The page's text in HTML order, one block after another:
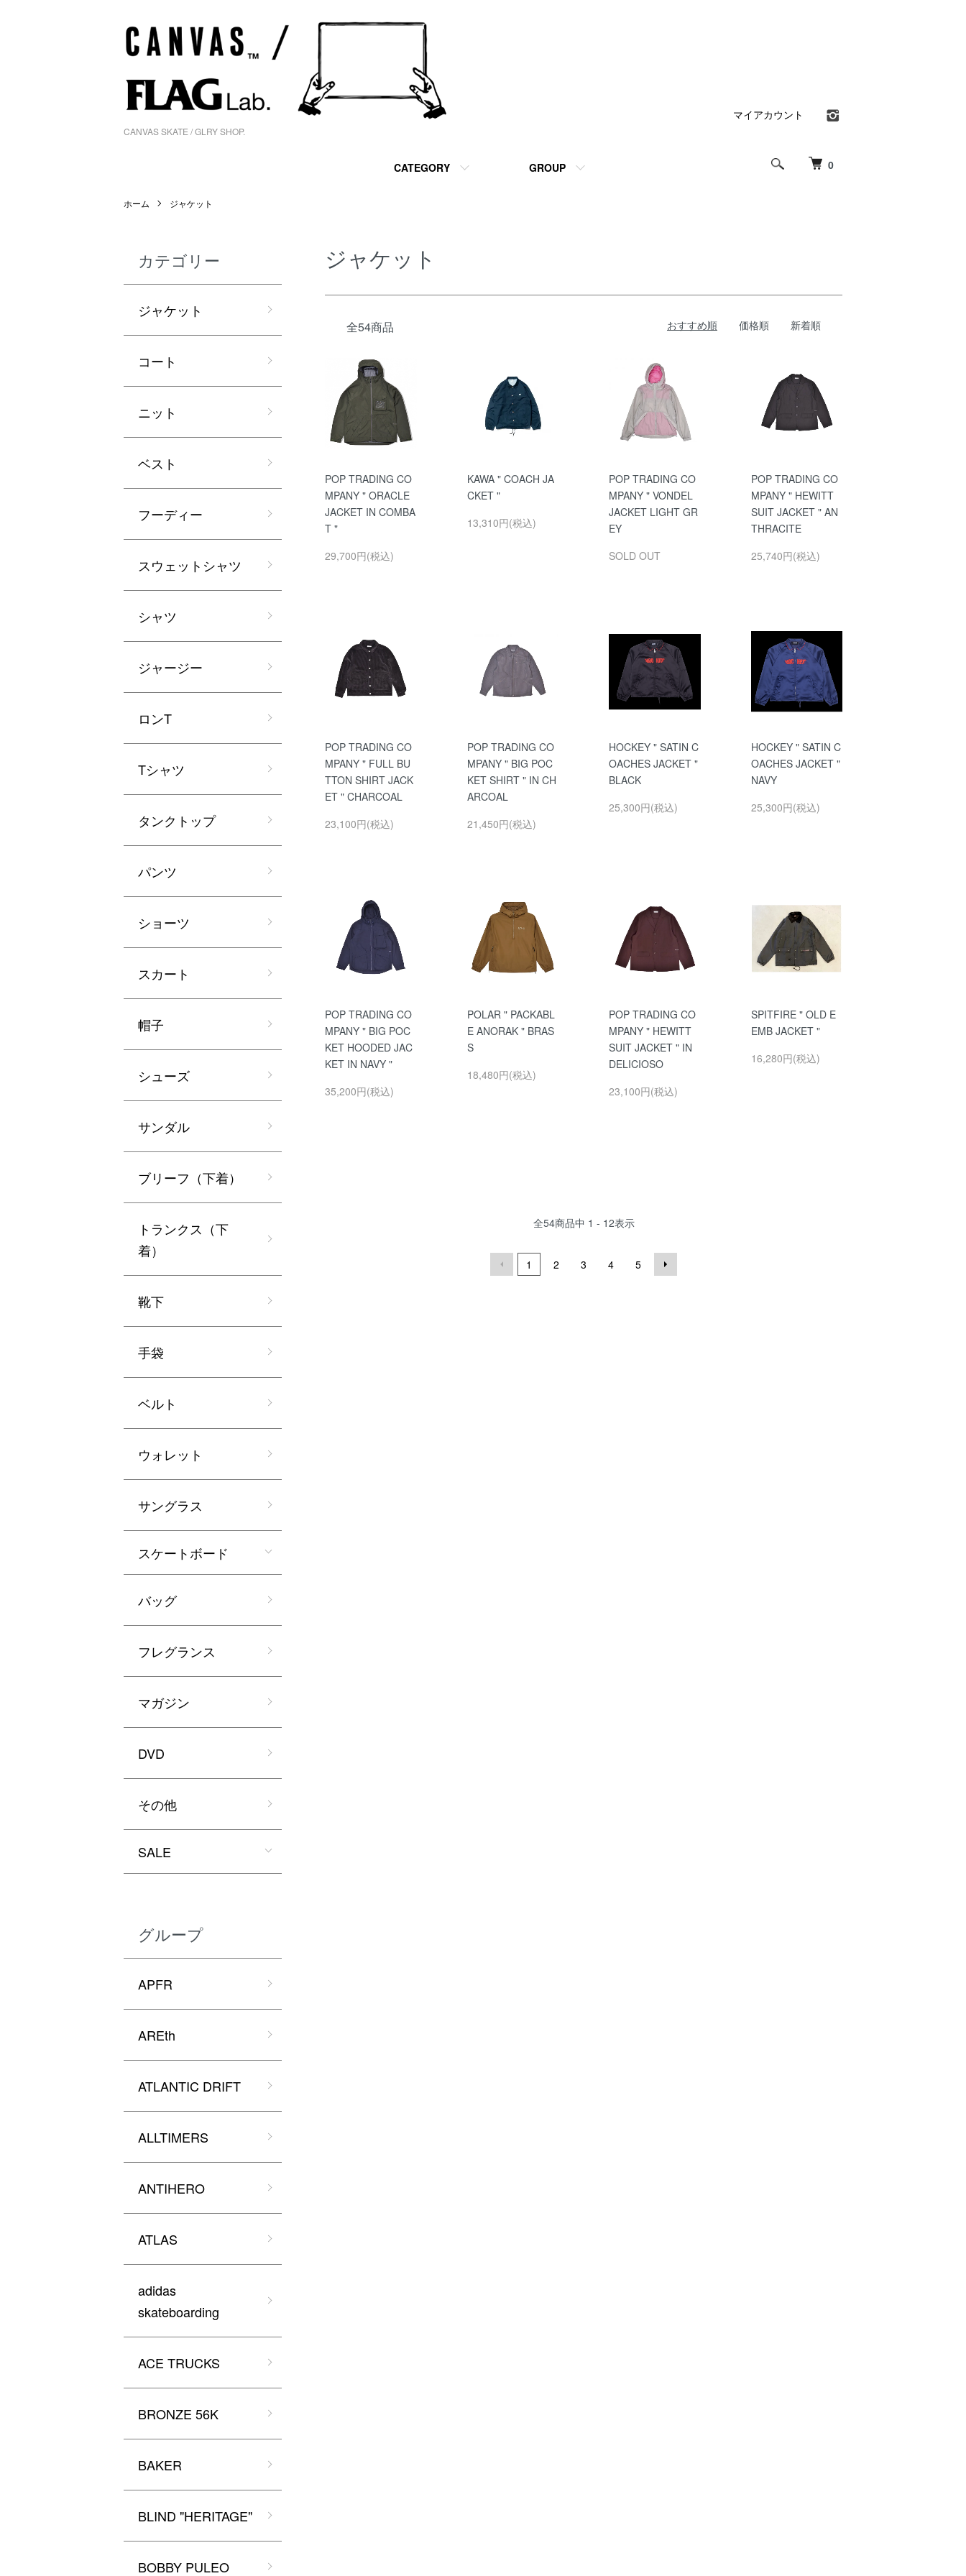
CANVAS SKATE / GLRY SHOP.
0
CATEGORY GROUP
マイアカウント
ホーム ジャケット
ジャケット
全54商品 おすすめ順 価格順 新着順
POP TRADING CO
MPANY " ORACLE
JACKET IN COMBA
T "
29,700円(税込)
KAWA " COACH JA
CKET "
13,310円(税込)
POP TRADING CO
MPANY " VONDEL
JACKET LIGHT GR
EY
SOLD OUT
POP TRADING CO
MPANY " HEWITT
SUIT JACKET " AN
THRACITE
25,740円(税込)
POP TRADING CO
MPANY " FULL BU
TTON SHIRT JACK
ET " CHARCOAL
23,100円(税込)
POP TRADING CO
MPANY " BIG POC
KET SHIRT " IN CH
ARCOAL
21,450円(税込)
HOCKEY " SATIN C
OACHES JACKET "
BLACK
25,300円(税込)
HOCKEY " SATIN C
OACHES JACKET "
NAVY
25,300円(税込)
POP TRADING CO
MPANY " BIG POC
KET HOODED JAC
KET IN NAVY "
35,200円(税込)
POLAR " PACKABL
E ANORAK " BRAS
S
18,480円(税込)
POP TRADING CO
MPANY " HEWITT
SUIT JACKET " IN
DELICIOSO
23,100円(税込)
SPITFIRE " OLD E
EMB JACKET "
16,280円(税込)
全54商品中 1 - 12表示
1 2 3 4 5
カテゴリー
ジャケット
コート
ニット
ベスト
フーディー
スウェットシャツ
シャツ
ジャージー
ロンT
Tシャツ
タンクトップ
パンツ
ショーツ
スカート
帽子
シューズ
サンダル
ブリーフ（下着）
トランクス（下
着）
靴下
手袋
ベルト
ウォレット
サングラス
スケートボード
バッグ
フレグランス
マガジン
DVD
その他
SALE
グループ
APFR
AREth
ATLANTIC DRIFT
ALLTIMERS
ANTIHERO
ATLAS
adidas
skateboarding
ACE TRUCKS
BRONZE 56K
BAKER
BLIND "HERITAGE"
BOBBY PULEO